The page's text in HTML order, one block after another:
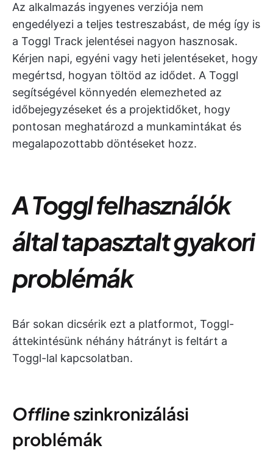
Az alkalmazás ingyenes verziója nem
engedélyezi a teljes testreszabást, de még így is
a Toggl Track jelentései nagyon hasznosak.
Kérjen napi, egyéni vagy heti jelentéseket, hogy
megértsd, hogyan töltöd az idődet. A Toggl
segítségével könnyedén elemezheted az
időbejegyzéseket és a projektidőket, hogy
pontosan meghatározd a munkamintákat és
megalapozottabb döntéseket hozz.
A Toggl felhasználók
által tapasztalt gyakori
problémák
Bár sokan dicsérik ezt a platformot, Toggl-
áttekintésünk néhány hátrányt is feltárt a
Toggl-lal kapcsolatban.
Offlineszinkronizálási
problémák